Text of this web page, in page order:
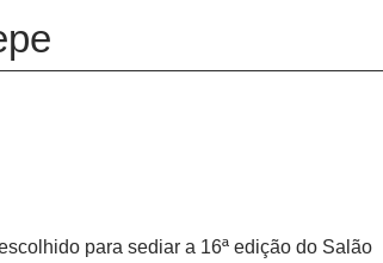
para sediar a 16ª edição do Salão